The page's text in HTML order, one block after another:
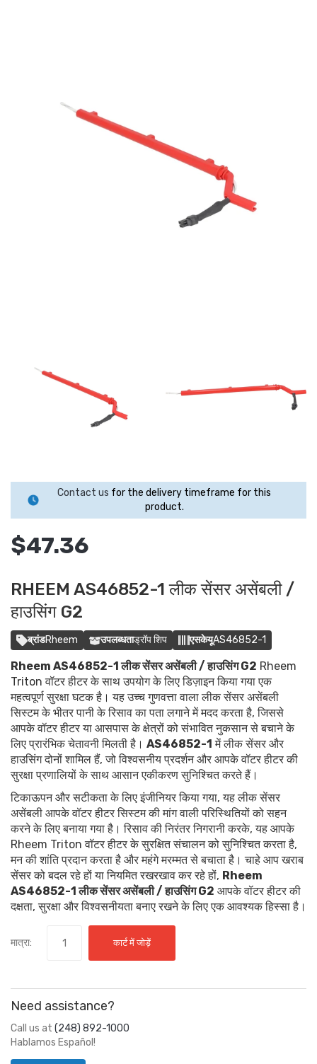
Contact us for the delivery timeframe for this
product.
$47.36
RHEEM AS46852-1 लीक सेंसर असेंबली /
हाउसिंग G2
ब्रांडRheem उपलब्धताड्रॉप शिप एसकेयूAS46852-1
Rheem AS46852-1 लीक सेंसर असेंबली / हाउसिंग G2 Rheem
Triton वॉटर हीटर के साथ उपयोग के लिए डिज़ाइन किया गया एक
महत्वपूर्ण सुरक्षा घटक है। यह उच्च गुणवत्ता वाला लीक सेंसर असेंबली
सिस्टम के भीतर पानी के रिसाव का पता लगाने में मदद करता है, जिससे
आपके वॉटर हीटर या आसपास के क्षेत्रों को संभावित नुकसान से बचाने के
लिए प्रारंभिक चेतावनी मिलती है। AS46852-1 में लीक सेंसर और
हाउसिंग दोनों शामिल हैं, जो विश्वसनीय प्रदर्शन और आपके वॉटर हीटर की
सुरक्षा प्रणालियों के साथ आसान एकीकरण सुनिश्चित करते हैं।
टिकाऊपन और सटीकता के लिए इंजीनियर किया गया, यह लीक सेंसर
असेंबली आपके वॉटर हीटर सिस्टम की मांग वाली परिस्थितियों को सहन
करने के लिए बनाया गया है। रिसाव की निरंतर निगरानी करके, यह आपके
Rheem Triton वॉटर हीटर के सुरक्षित संचालन को सुनिश्चित करता है,
मन की शांति प्रदान करता है और महंगे मरम्मत से बचाता है। चाहे आप खराब
सेंसर को बदल रहे हों या नियमित रखरखाव कर रहे हों, Rheem
AS46852-1 लीक सेंसर असेंबली / हाउसिंग G2 आपके वॉटर हीटर की
दक्षता, सुरक्षा और विश्वसनीयता बनाए रखने के लिए एक आवश्यक हिस्सा है।
मात्रा: कार्ट में जोड़ें
Need assistance?
Call us at (248) 892-1000
Hablamos Español!